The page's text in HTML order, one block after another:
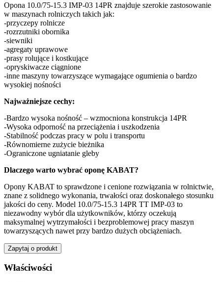
Opona 10.0/75-15.3 IMP-03 14PR znajduje szerokie zastosowanie
w maszynach rolniczych takich jak:
-przyczepy rolnicze
-rozrzutniki obornika
-siewniki
-agregaty uprawowe
-prasy rolujące i kostkujące
-opryskiwacze ciągnione
-inne maszyny towarzyszące wymagające ogumienia o bardzo
wysokiej nośności
Najważniejsze cechy:
-Bardzo wysoka nośność – wzmocniona konstrukcja 14PR
-Wysoka odporność na przeciążenia i uszkodzenia
-Stabilność podczas pracy w polu i transportu
-Równomierne zużycie bieżnika
-Ograniczone ugniatanie gleby
Dlaczego warto wybrać oponę KABAT?
Opony KABAT to sprawdzone i cenione rozwiązania w rolnictwie,
znane z solidnego wykonania, trwałości oraz doskonałego stosunku
jakości do ceny. Model 10.0/75-15.3 14PR TT IMP-03 to
niezawodny wybór dla użytkowników, którzy oczekują
maksymalnej wytrzymałości i bezproblemowej pracy maszyn
towarzyszących nawet przy bardzo dużych obciążeniach.
Zapytaj o produkt
Właściwości